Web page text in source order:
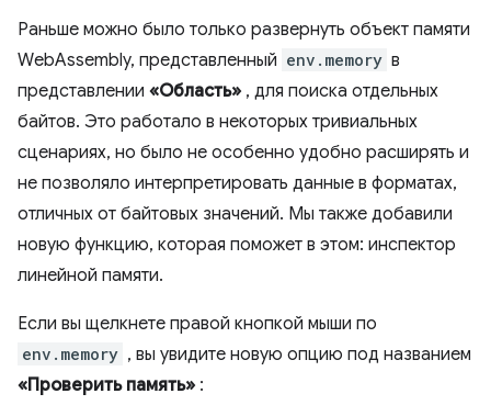
Раньше можно было только развернуть объект памяти
WebAssembly, представленный env.memory в
представлении «Область» , для поиска отдельных
байтов. Это работало в некоторых тривиальных
сценариях, но было не особенно удобно расширять и
не позволяло интерпретировать данные в форматах,
отличных от байтовых значений. Мы также добавили
новую функцию, которая поможет в этом: инспектор
линейной памяти.
Если вы щелкнете правой кнопкой мыши по
env.memory , вы увидите новую опцию под названием
«Проверить память» :